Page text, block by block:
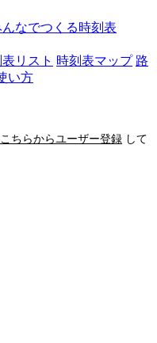
なでつくる時刻表
リスト 時刻表マップ 路
い方
こちらからユーザー登録 して